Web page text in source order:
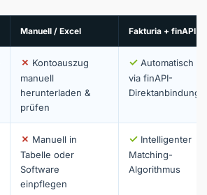
Manuell / Excel Fakturia + finAPI
✗ Kontoauszug
manuell
herunterladen &
prüfen
✓ Automatisch
via finAPI-
Direktanbindung
✗ Manuell in
Tabelle oder
Software
einpflegen
✓ Intelligenter
Matching-
Algorithmus